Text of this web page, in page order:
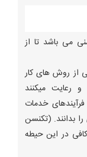
می باشد تا از
از روش های کار
رعایت میکنند
خدمات
بدانند. (تکنسن
در این حیطه